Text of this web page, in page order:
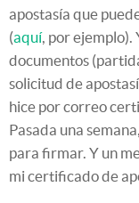
apostasía que
(aquí, por ejemplo).
documentos
solicitud de
hice por correo
Pasada una
para firmar. Y un
mi certificado de